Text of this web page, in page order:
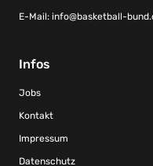
E-Mail: info@basketball-
Infos
Jobs
Kontakt
Impressum
Datenschutz